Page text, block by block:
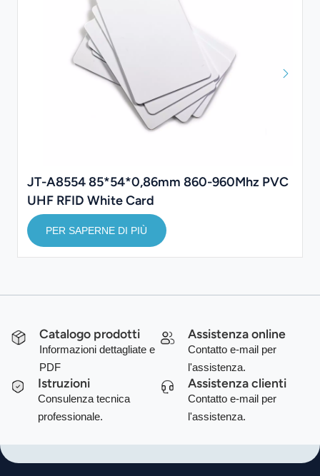
JT-A8554 85*54*0,86mm 860-960Mhz PVC
UHF RFID White Card
PER SAPERNE DI PIÙ
Catalogo prodotti
Informazioni dettagliate e
PDF
Assistenza online
Contatto e-mail per
l'assistenza.
Istruzioni
Consulenza tecnica
professionale.
Assistenza clienti
Contatto e-mail per
l'assistenza.